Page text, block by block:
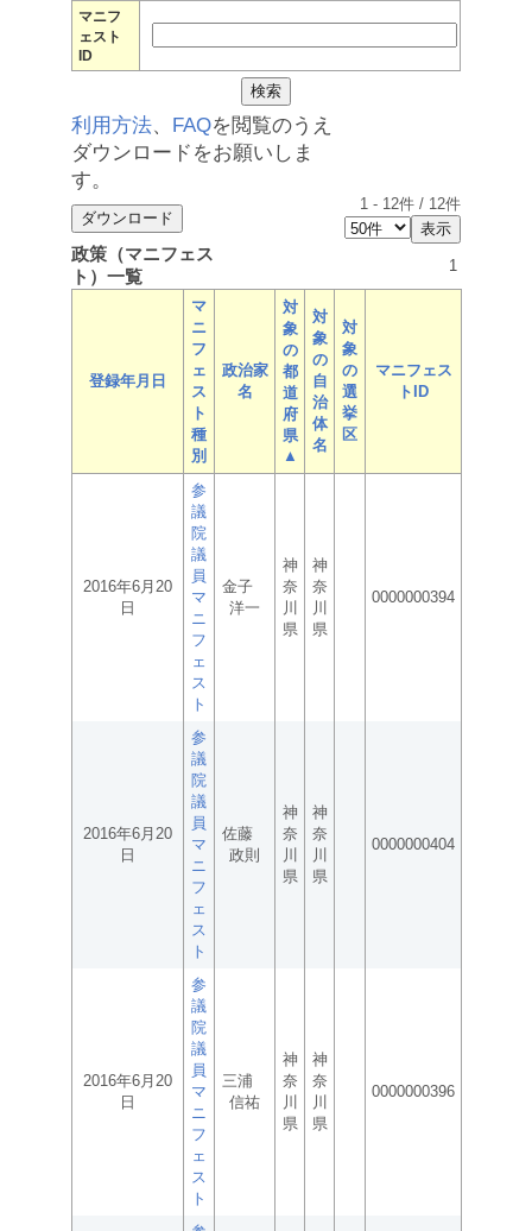
マニフ
ェスト
ID
利用方法、 FAQを閲覧のうえ
ダウンロードをお願いしま
す。
1 - 12件 / 12件
政策（マニフェス
ト）一覧
1
登録年月日
マ
ニ
フ
ェ
ス
ト
種
別
政治家
名
対
象
の
都
道
府
県
▲
対
象
の
自
治
体
名
対
象
の
選
挙
区
マニフェス
トID
2016年6月20
日
参
議
院
議
員
マ
ニ
フ
ェ
ス
ト
金子
洋一
神
奈
川
県
神
奈
川
県
0000000394
2016年6月20
日
参
議
院
議
員
マ
ニ
フ
ェ
ス
ト
佐藤
政則
神
奈
川
県
神
奈
川
県
0000000404
2016年6月20
日
参
議
院
議
員
マ
ニ
フ
ェ
ス
ト
三浦
信祐
神
奈
川
県
神
奈
川
県
0000000396